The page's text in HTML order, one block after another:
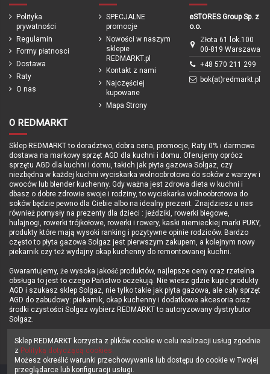
Polityka
prywatności
Regulamin
Formy płatnosci
Dostawa
Raty
O nas
SPECJALNE
promocje
Nowości w naszym
sklepie
REDMARKT.pl
Kontakt z nami
Najczęściej
kupowane
Mapa Strony
eSTORES Group Sp. z
o.o.
Złota 61 lok.100
00-819 Warszawa
+48 570 211 299
bok(at)redmarkt.pl
O REDMARKT
Sklep REDMARKT to doradztwo, dobra cena, promocje, Raty 0% i darmowa
dostawa na markowy sprzęt AGD dla kuchni i domu. Oferujemy oprócz
sprzętu AGD dla kuchni i domu, takich jak płyta gazowa Solgaz, czy
niezbędna w każdej kuchni wyciskarka wolnoobrotowa do soków z warzyw i
owoców lub blender kuchenny. Gdy ważna jest zdrowa dieta w kuchni i
dbasz o dobre zdrowie swoje i rodziny, to wyciskarka wolnoobrotowa do
soków będzie pewno dla Ciebie albo na idealny prezent. Znajdziesz u nas
również pomysły na prezenty dla dzieci : jeździki, rowerki biegowe,
hulajnogi, rowerki trójkołowe, rowerki i rowery, kaski niemieckiej marki PUKY,
produkty które mają wysoki ranking i pozytywne opinie rodziców. Bardzo
często to płyta gazowa Solgaz jest pierwszym zakupem, a kolejnym nowy
piekarnik czy też wydajny okap kuchenny do remontowanej kuchni.
Gwarantujemy, że wysoka jakość produktów, najlepsze ceny oraz rzetelna
obsługa to jest to czego Państwo oczekują. Nie wiesz gdzie kupić produkty
AGD i szukasz sklep Solgaz, nie tylko takie jak płyta gazowa, ale cały sprzęt
AGD do zabudowy: piekarnik, okap kuchenny i dodatkowe akcesoria oraz
środki czystości Solgaz wybierz REDMARKT to autoryzowany dystrybutor
Solgaz.
Sprawdź i KUPUJ Z NAMI - Zapraszamy sklep REDMARKT.pl !!!
Sklep REDMARKT korzysta z plików cookie w celu realizacji usług zgodnie
z Polityką dotyczącą cookies.
Możesz określić warunki przechowywania lub dostępu do cookie w Twojej
przeglądarce lub konfiguracji usługi.